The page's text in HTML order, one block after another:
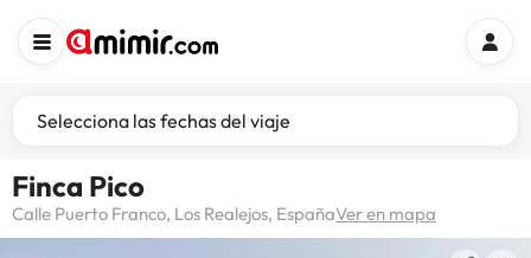
Selecciona las fechas del viaje
Finca Pico
Calle Puerto Franco, Los Realejos, EspañaVer en mapa